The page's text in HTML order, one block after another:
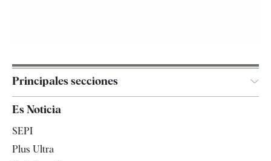
Principales secciones
España
Es Noticia
SEPI
Plus Ultra